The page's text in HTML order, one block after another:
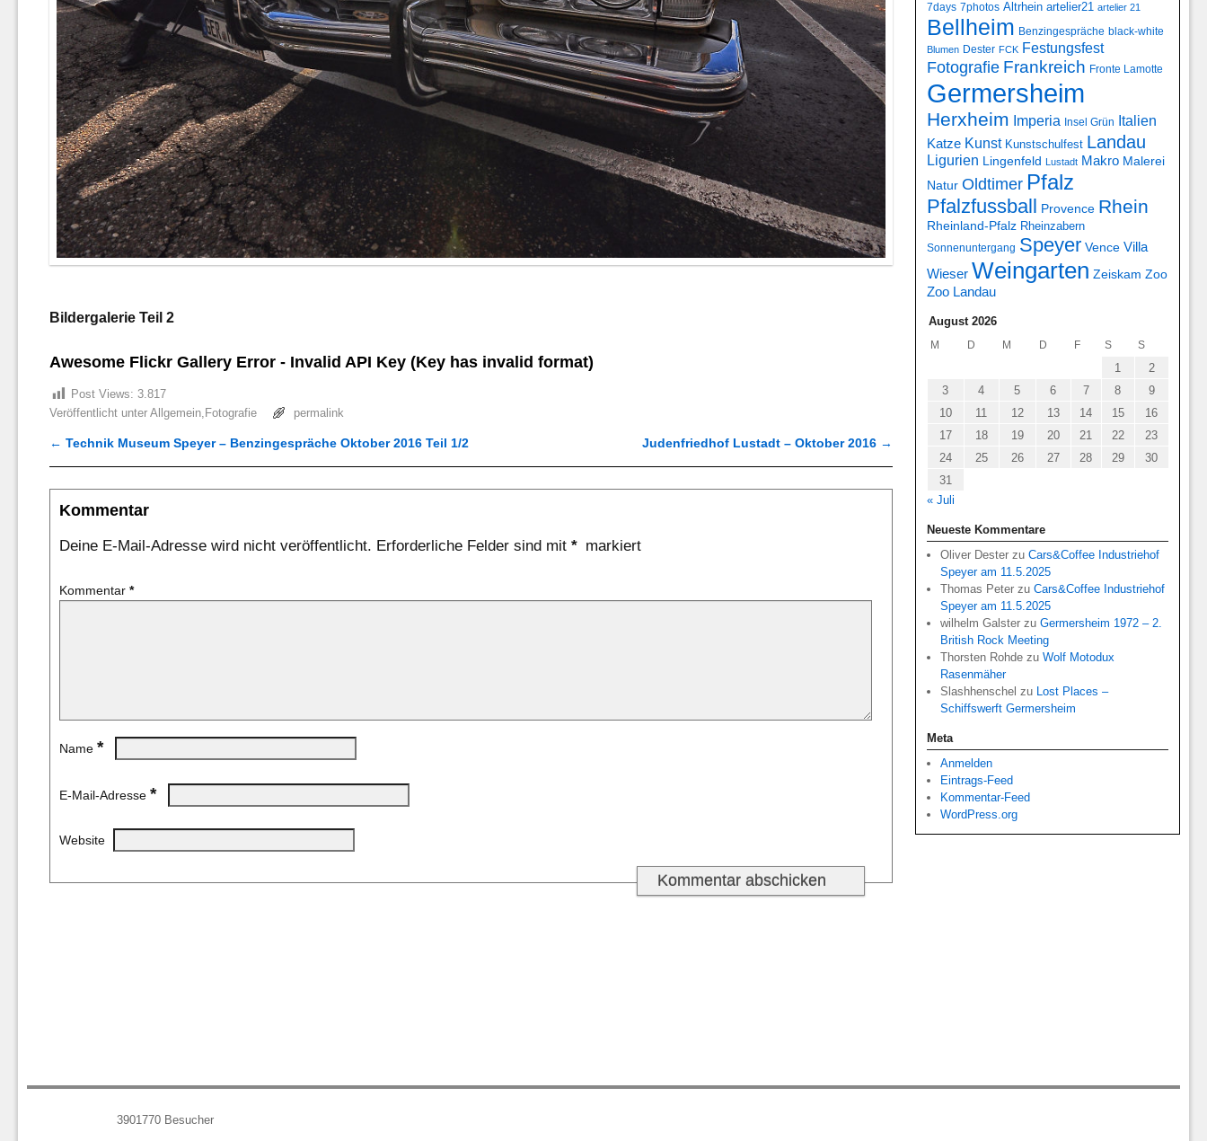
Bildergalerie Teil 2
Awesome Flickr Gallery Error - Invalid API Key (Key has invalid format)
Post Views: 3.817
Veröffentlicht unter Allgemein Fotografie permalink
Artikelnavigation
← Technik Museum Speyer – Benzingespräche Oktober 2016 Teil 1/2 Judenfriedhof Lustadt – Oktober 2016 →
Kommentar
Deine E-Mail-Adresse wird nicht veröffentlicht. Erforderliche Felder sind mit * markiert
Kommentar *
Name *
E-Mail-Adresse *
Website
7days 7photos Altrhein artelier21 artelier 21
Bellheim Benzingespräche black-white
Blumen Dester FCK Festungsfest
Fotografie Frankreich Fronte Lamotte
Germersheim
Herxheim Imperia Insel Grün Italien
Katze Kunst Kunstschulfest Landau
Ligurien Lingenfeld Lustadt Makro Malerei
Natur Oldtimer Pfalz
Pfalzfussball Provence Rhein
Rheinland-Pfalz Rheinzabern
Sonnenuntergang Speyer Vence Villa
Wieser Weingarten Zeiskam Zoo
Zoo Landau
August 2026
M D M D F S S
1
2
3
4 5 6 7 8
9
10
11 12 13 14 15
16
17
18 19 20 21 22
23
24
25 26 27 28 29
30
31
« Juli
Neueste Kommentare
Oliver Dester zuCars&Coffee Industriehof
Speyer am 11.5.2025
Thomas Peter zuCars&Coffee Industriehof
Speyer am 11.5.2025
wilhelm Galster zuGermersheim 1972 – 2.
British Rock Meeting
Thorsten Rohde zuWolf Motodux
Rasenmäher
Slashhenschel zu Lost Places –
Schiffswerft Germersheim
Meta
Anmelden
Eintrags-Feed
Kommentar-Feed
WordPress.org
3901770Besucher